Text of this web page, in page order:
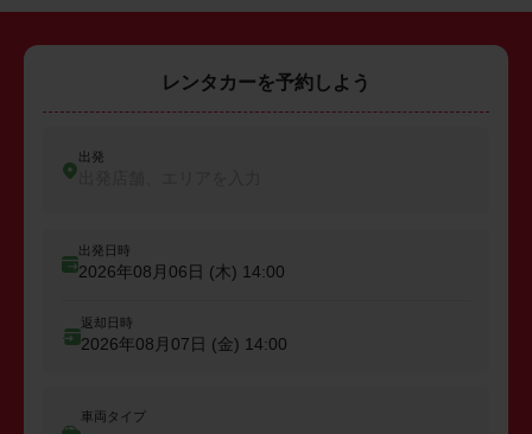
レンタカーを予約しよう
出発
出発日時
2026年08月06日 (木) 14:00
返却日時
2026年08月07日 (金) 14:00
車両タイプ